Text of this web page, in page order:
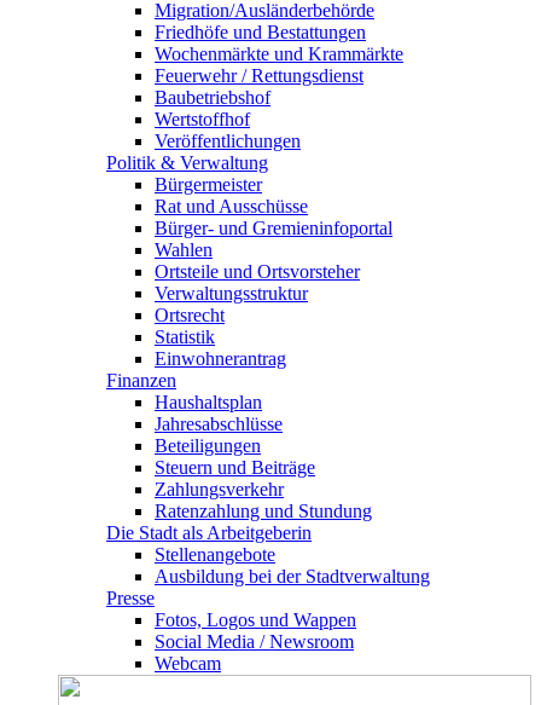
Migration/Ausländerbehörde
Friedhöfe und Bestattungen
Wochenmärkte und Krammärkte
Feuerwehr / Rettungsdienst
Baubetriebshof
Wertstoffhof
Veröffentlichungen
Politik & Verwaltung
Bürgermeister
Rat und Ausschüsse
Bürger- und Gremieninfoportal
Wahlen
Ortsteile und Ortsvorsteher
Verwaltungsstruktur
Ortsrecht
Statistik
Einwohnerantrag
Finanzen
Haushaltsplan
Jahresabschlüsse
Beteiligungen
Steuern und Beiträge
Zahlungsverkehr
Ratenzahlung und Stundung
Die Stadt als Arbeitgeberin
Stellenangebote
Ausbildung bei der Stadtverwaltung
Presse
Fotos, Logos und Wappen
Social Media / Newsroom
Webcam